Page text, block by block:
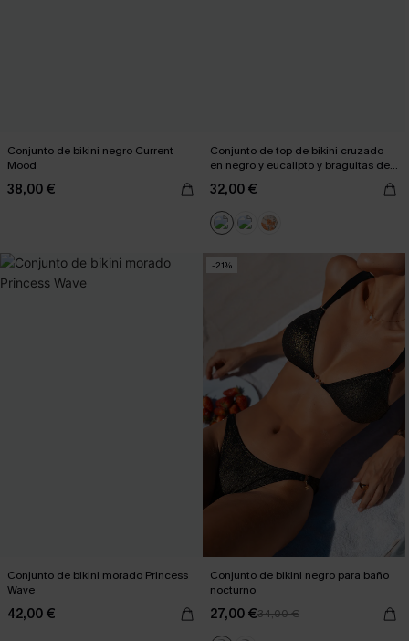
Conjunto de bikini negro Current
Mood
38,00 €
Conjunto de top de bikini cruzado
en negro y eucalipto y braguitas de
32,00 €
Conjunto de bikini morado Princess
Wave
42,00 €
-21%
Conjunto de bikini negro para baño
nocturno
27,00 €34,00 €